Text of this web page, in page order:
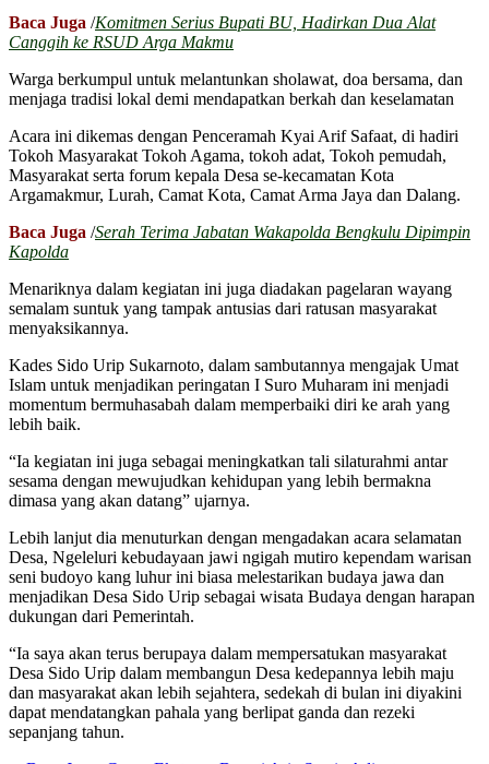
Baca Juga /Komitmen Serius Bupati BU, Hadirkan Dua Alat
Canggih ke RSUD Arga Makmu
Warga berkumpul untuk melantunkan sholawat, doa bersama, dan
menjaga tradisi lokal demi mendapatkan berkah dan keselamatan
Acara ini dikemas dengan Penceramah Kyai Arif Safaat, di hadiri
Tokoh Masyarakat Tokoh Agama, tokoh adat, Tokoh pemudah,
Masyarakat serta forum kepala Desa se-kecamatan Kota
Argamakmur, Lurah, Camat Kota, Camat Arma Jaya dan Dalang.
Baca Juga /Serah Terima Jabatan Wakapolda Bengkulu Dipimpin
Kapolda
Menariknya dalam kegiatan ini juga diadakan pagelaran wayang
semalam suntuk yang tampak antusias dari ratusan masyarakat
menyaksikannya.
Kades Sido Urip Sukarnoto, dalam sambutannya mengajak Umat
Islam untuk menjadikan peringatan I Suro Muharam ini menjadi
momentum bermuhasabah dalam memperbaiki diri ke arah yang
lebih baik.
“Ia kegiatan ini juga sebagai meningkatkan tali silaturahmi antar
sesama dengan mewujudkan kehidupan yang lebih bermakna
dimasa yang akan datang” ujarnya.
Lebih lanjut dia menuturkan dengan mengadakan acara selamatan
Desa, Ngeleluri kebudayaan jawi ngigah mutiro kependam warisan
seni budoyo kang luhur ini biasa melestarikan budaya jawa dan
menjadikan Desa Sido Urip sebagai wisata Budaya dengan harapan
dukungan dari Pemerintah.
“Ia saya akan terus berupaya dalam mempersatukan masyarakat
Desa Sido Urip dalam membangun Desa kedepannya lebih maju
dan masyarakat akan lebih sejahtera, sedekah di bulan ini diyakini
dapat mendatangkan pahala yang berlipat ganda dan rezeki
sepanjang tahun.